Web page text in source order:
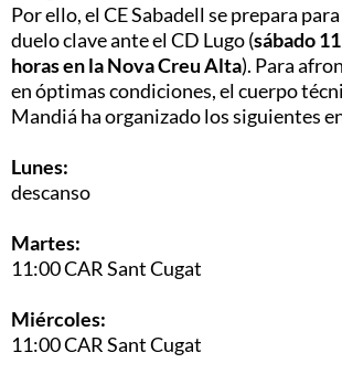
Por ello, el CE Sabadell se prepara
duelo clave ante el CD Lugo (sábado
horas en la Nova Creu Alta). Para
en óptimas condiciones, el cuerpo
Mandiá ha organizado los siguientes
Lunes:
descanso
Martes:
11:00 CAR Sant Cugat
Miércoles:
11:00 CAR Sant Cugat